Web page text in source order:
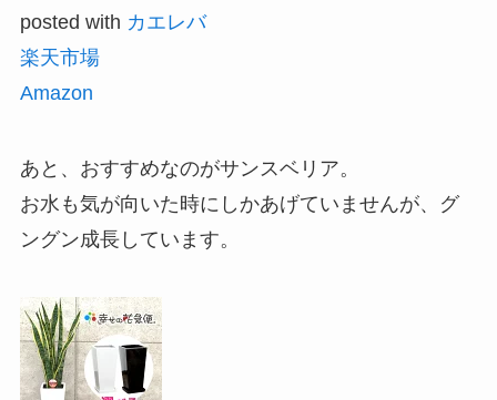
posted with カエレバ
楽天市場
Amazon
あと、おすすめなのがサンスベリア。
お水も気が向いた時にしかあげていませんが、グ
ングン成長しています。